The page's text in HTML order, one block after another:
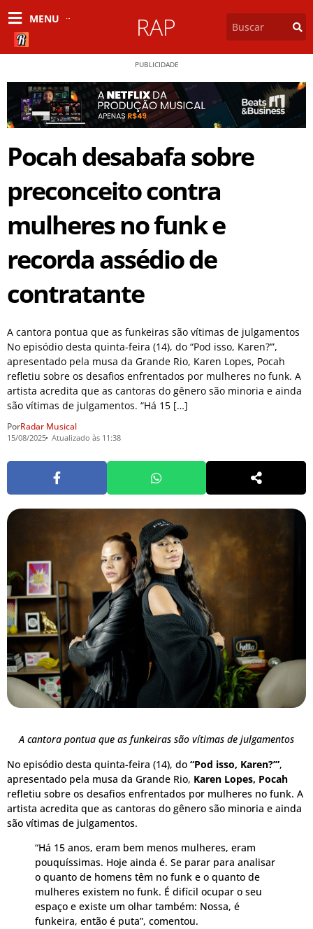
MENU RAP
PUBLICIDADE
Pocah desabafa sobre
preconceito contra
mulheres no funk e
recorda assédio de
contratante
A cantora pontua que as funkeiras são vítimas de julgamentos
No episódio desta quinta-feira (14), do “Pod isso, Karen?’”,
apresentado pela musa da Grande Rio, Karen Lopes, Pocah
refletiu sobre os desafios enfrentados por mulheres no funk. A
artista acredita que as cantoras do gênero são minoria e ainda
são vítimas de julgamentos. “Há 15 […]
PorRadar Musical
15/08/2025 Atualizado às 11:38
A cantora pontua que as funkeiras são vítimas de julgamentos
No episódio desta quinta-feira (14), do “Pod isso, Karen?’”,
apresentado pela musa da Grande Rio, Karen Lopes, Pocah
refletiu sobre os desafios enfrentados por mulheres no funk. A
artista acredita que as cantoras do gênero são minoria e ainda
são vítimas de julgamentos.
“Há 15 anos, eram bem menos mulheres, eram
pouquíssimas. Hoje ainda é. Se parar para analisar
o quanto de homens têm no funk e o quanto de
mulheres existem no funk. É difícil ocupar o seu
espaço e existe um olhar também: Nossa, é
funkeira, então é puta”, comentou.